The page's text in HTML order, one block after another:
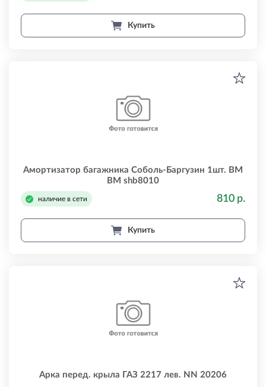
Купить
Амортизатор багажника Соболь-Баргузин 1шт. BM
BM shb8010
наличие в сети 810 р.
Купить
Арка перед. крыла ГАЗ 2217 лев. NN 20206